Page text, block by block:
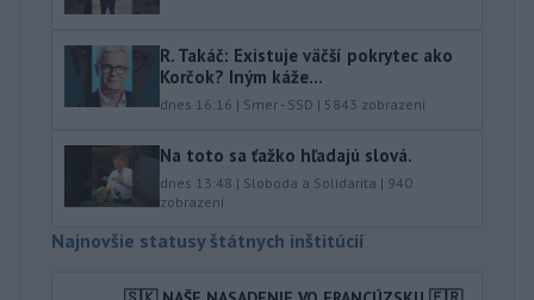
R. Takáč: Existuje väčší pokrytec ako
Korčok? Iným káže...
dnes 16:16 | Smer - SSD | 5843 zobrazení
Na toto sa ťažko hľadajú slová.
dnes 13:48 | Sloboda a Solidarita | 940
zobrazení
Najnovšie statusy štátnych inštitúcií